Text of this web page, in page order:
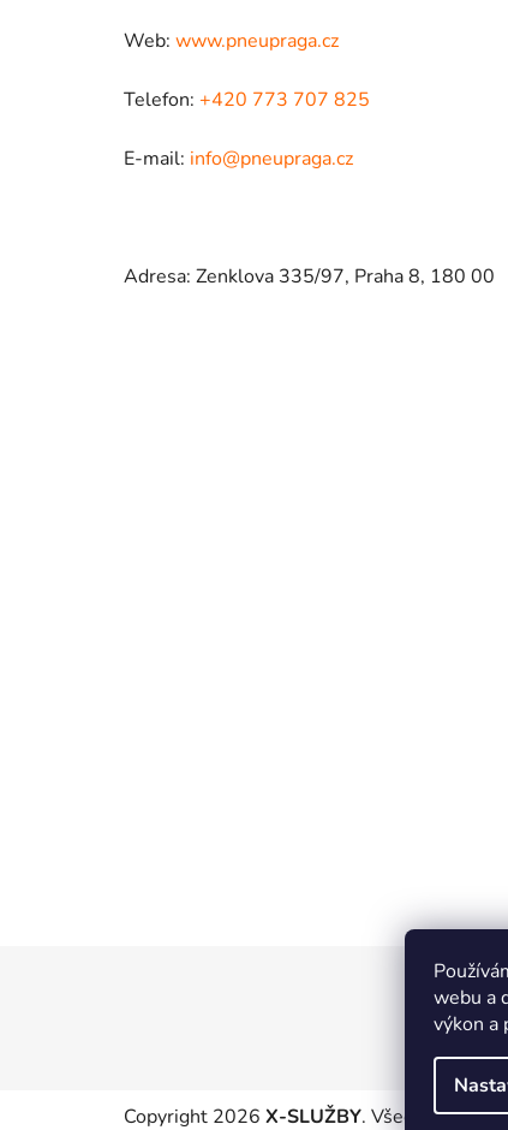
webu a
výkon a
Web: www.pneupraga.cz
Telefon: +420 773 707 825
E-mail: info@pneupraga.cz
Adresa: Zenklova 335/97, Praha 8, 180 00
Copyright 2026 X-SLUŽBY. Všechna práva